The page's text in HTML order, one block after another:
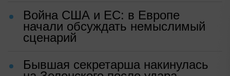
Война США и ЕС: в Европе
начали обсуждать немыслимый
сценарий
Бывшая секретарша накинулась